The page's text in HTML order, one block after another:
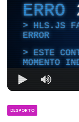
ERRO
HLS.JS
ERROR
ESTE
MOMENTO
DESPORTO